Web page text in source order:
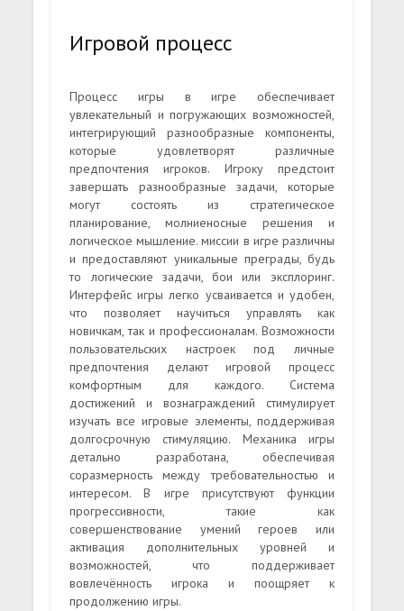
Игровой процесс
Процесс игры в игре обеспечивает
увлекательный и погружающих возможностей,
интегрирующий разнообразные компоненты,
которые удовлетворят различные
предпочтения игроков. Игроку предстоит
завершать разнообразные задачи, которые
могут состоять из стратегическое
планирование, молниеносные решения и
логическое мышление. миссии в игре различны
и предоставляют уникальные преграды, будь
то логические задачи, бои или эксплоринг.
Интерфейс игры легко усваивается и удобен,
что позволяет научиться управлять как
новичкам, так и профессионалам. Возможности
пользовательских настроек под личные
предпочтения делают игровой процесс
комфортным для каждого. Система
достижений и вознаграждений стимулирует
изучать все игровые элементы, поддерживая
долгосрочную стимуляцию. Механика игры
детально разработана, обеспечивая
соразмерность между требовательностью и
интересом. В игре присутствуют функции
прогрессивности, такие как
совершенствование умений героев или
активация дополнительных уровней и
возможностей, что поддерживает
вовлечённость игрока и поощряет к
продолжению игры.